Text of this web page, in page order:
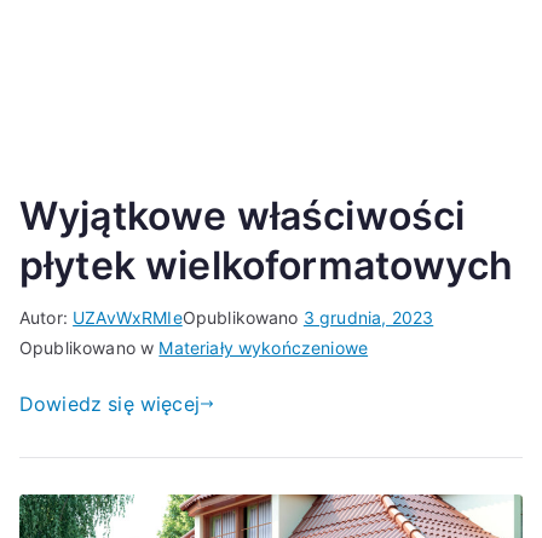
Wyjątkowe właściwości
płytek wielkoformatowych
Autor: UZAvWxRMIeOpublikowano 3 grudnia, 2023
Opublikowano w Materiały wykończeniowe
Dowiedz się więcej